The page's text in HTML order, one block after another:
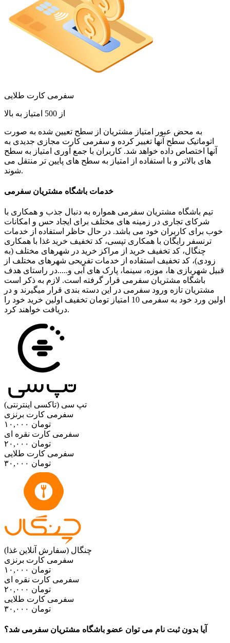
سفرمی کارت طلایی
از 500 امتیاز به بالا
به محض عبور امتیاز مشتریان از سطح تعیین شده به صورت
اتوماتیک سطح آنها تغییر کرده و سفرمی کارت مجازی جدیدی به
آنها اختصاص داده خواهد شد. کاربران با جمع آوری امتیاز به سطح
های بالاتر و با استفاده از امتیاز به سطح های پایین تر منتقل می
شوند.
خدمات باشگاه مشتریان سفرمی
تیم باشگاه مشتریان سفرمی همواره به دنبال جذب و همکاری با
شرکای تجاری در زمینه های مختلف برای ایجاد حس و امکانات
خوب برای کاربران خود می باشد. در حال حاظر استفاده از خدمات
ترنسفر رایگان با همکاری تپسی، کد تخفیف خرید غذا با همکاری
چنگال، کد تخفیف خرید از مراکز خرید در شهرهای مختلف (به
زودی)، کد تخفیف استفاده از خدمات تفریحی شهرهای مختلف از
قبیل شهربازی ها، موزه، سینما، پارک های آبی و.....در راستای هدف
باشگاه مشتریان سفرمی قرار گرفته است. لازم به ذکر است
مشتریان تازه ورود سفرمی در این دسته بندی قرار میگیرند و در
اولین ورد خود به سفرمی 10 امتیاز تومان تخفیف اولین خرید خود را
دریافت خواهند کرد.
تپ سی (تاکسی اینترنتی)
سفرمی کارت برنزی
۱۰,۰۰۰ تومان
سفرمی کارت نقره ای
۲۰,۰۰۰ تومان
سفرمی کارت طلایی
۳۰,۰۰۰ تومان
چنگال (سفارش آنلاین غذا)
سفرمی کارت برنزی
۱۰,۰۰۰ تومان
سفرمی کارت نقره ای
۲۰,۰۰۰ تومان
سفرمی کارت طلایی
۳۰,۰۰۰ تومان
آیا بدون ثبت نام می توان عضو باشگاه مشتریان سفرمی شد؟